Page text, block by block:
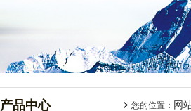
产品中心 您的位置： 网